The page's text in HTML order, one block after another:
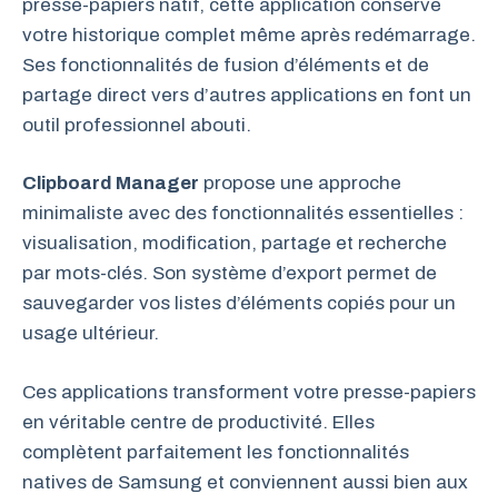
presse-papiers natif, cette application conserve
votre historique complet même après redémarrage.
Ses fonctionnalités de fusion d’éléments et de
partage direct vers d’autres applications en font un
outil professionnel abouti.
Clipboard Manager propose une approche
minimaliste avec des fonctionnalités essentielles :
visualisation, modification, partage et recherche
par mots-clés. Son système d’export permet de
sauvegarder vos listes d’éléments copiés pour un
usage ultérieur.
Ces applications transforment votre presse-papiers
en véritable centre de productivité. Elles
complètent parfaitement les fonctionnalités
natives de Samsung et conviennent aussi bien aux